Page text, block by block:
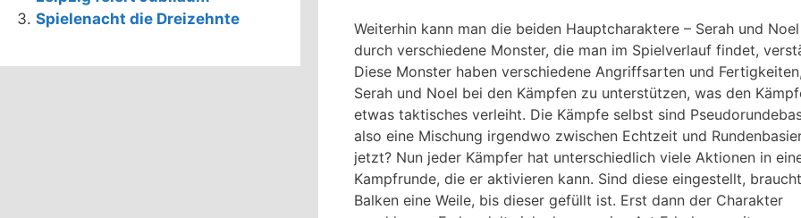
Weiterhin kann man die beiden Hauptcharaktere – Serah und
durch verschiedene Monster, die man im Spielverlauf findet,
Diese Monster haben verschiedene Angriffsarten und
Serah und Noel bei den Kämpfen zu unterstützen, was den
etwas taktisches verleiht. Die Kämpfe selbst sind
also eine Mischung irgendwo zwischen Echtzeit und
jetzt? Nun jeder Kämpfer hat unterschiedlich viele Aktionen in
Kampfrunde, die er aktivieren kann. Sind diese eingestellt,
Balken eine Weile, bis dieser gefüllt ist. Erst dann der Charakter
Spielenacht die Dreizehnte